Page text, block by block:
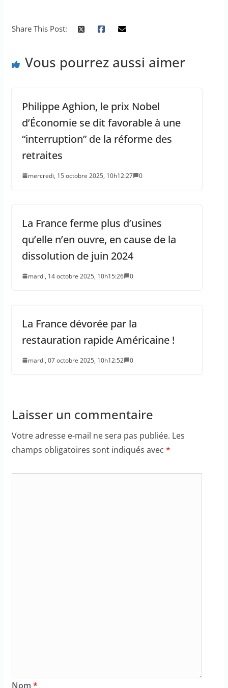
Share This Post:
Vous pourrez aussi aimer
Philippe Aghion, le prix Nobel
d’Économie se dit favorable à une
“interruption” de la réforme des
retraites
mercredi, 15 octobre 2025, 10h12:27 0
La France ferme plus d’usines
qu’elle n’en ouvre, en cause de la
dissolution de juin 2024
mardi, 14 octobre 2025, 10h15:26 0
La France dévorée par la
restauration rapide Américaine !
mardi, 07 octobre 2025, 10h12:52 0
Laisser un commentaire
Votre adresse e-mail ne sera pas publiée. Les
champs obligatoires sont indiqués avec *
Nom *